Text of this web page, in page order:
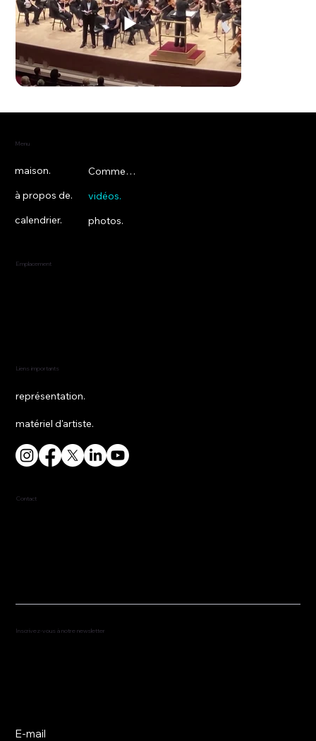
Menu
maison.
à propos de.
calendrier.
Commentaires.
vidéos.
photos.
Emplacement
Liens importants
représentation.
matériel d'artiste.
Contact
Inscrivez-vous à notre newsletter
E-mail